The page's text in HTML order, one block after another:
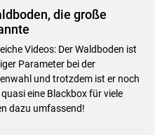
die große
Videos: Der Waldboden ist
Parameter bei der
und trotzdem ist er noch
eine Blackbox für viele
dazu umfassend!